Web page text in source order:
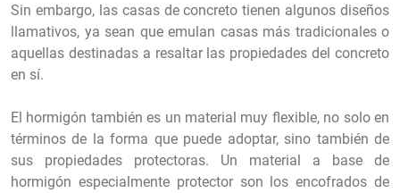
Sin embargo, las casas de concreto tienen algunos diseños
llamativos, ya sean que emulan casas más tradicionales o
aquellas destinadas a resaltar las propiedades del concreto
en sí.
El hormigón también es un material muy flexible, no solo en
términos de la forma que puede adoptar, sino también de
sus propiedades protectoras. Un material a base de
hormigón especialmente protector son los encofrados de